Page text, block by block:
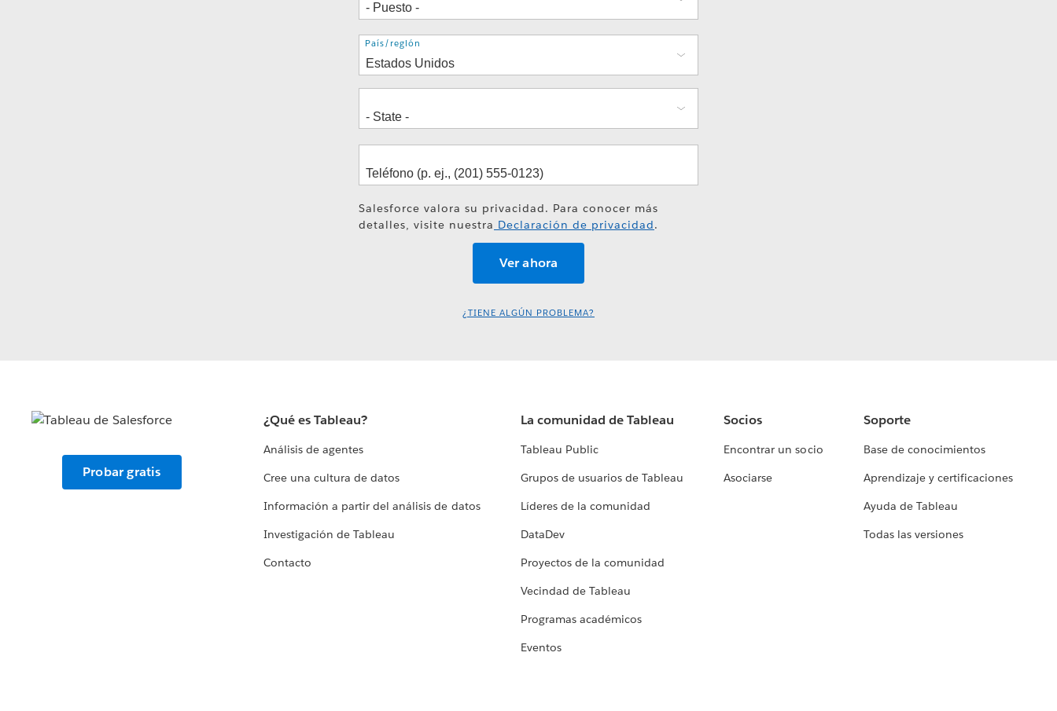
Dirección
País/región
Salesforce valora su privacidad. Para conocer más
detalles, visite nuestra Declaración de privacidad.
¿TIENE ALGÚN PROBLEMA?
Probar gratis
¿Qué es Tableau?
Análisis de agentes
Cree una cultura de datos
Información a partir del análisis de datos
Investigación de Tableau
Contacto
La comunidad de Tableau
Tableau Public
Grupos de usuarios de Tableau
Líderes de la comunidad
DataDev
Proyectos de la comunidad
Vecindad de Tableau
Programas académicos
Eventos
Socios
Encontrar un socio
Asociarse
Soporte
Base de conocimientos
Aprendizaje y certificaciones
Ayuda de Tableau
Todas las versiones